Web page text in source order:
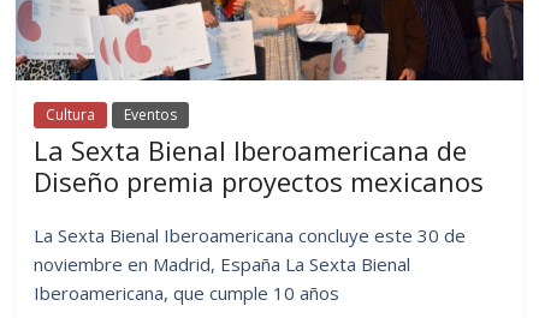
Cultura Eventos
La Sexta Bienal Iberoamericana de
Diseño premia proyectos mexicanos
La Sexta Bienal Iberoamericana concluye este 30 de
noviembre en Madrid, España La Sexta Bienal
Iberoamericana, que cumple 10 años